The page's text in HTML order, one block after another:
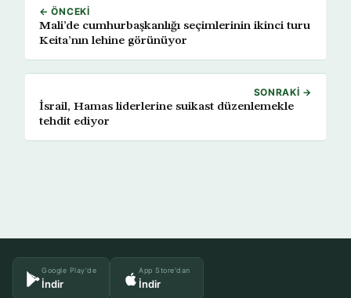
← ÖNCEKI
Mali’de cumhurbaşkanlığı seçimlerinin ikinci turu
Keita’nın lehine görünüyor
SONRAKI →
İsrail, Hamas liderlerine suikast düzenlemekle
tehdit ediyor
Google Play'de
İndir
App Store'dan
İndir